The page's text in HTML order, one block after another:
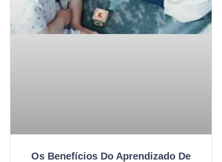
Os Benefícios Do Aprendizado De